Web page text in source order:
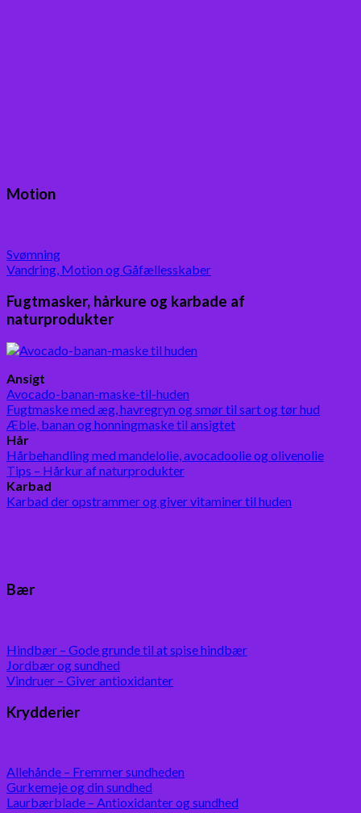
Motion
Svømning
Vandring, Motion og Gåfællesskaber
Fugtmasker, hårkure og karbade af
naturprodukter
Ansigt
Avocado-banan-maske-til-huden
Fugtmaske med æg, havregryn og smør til sart og tør hud
Æble, banan og honningmaske til ansigtet
Hår
Hårbehandling med mandelolie, avocadoolie og olivenolie
Tips – Hårkur af naturprodukter
Karbad
Karbad der opstrammer og giver vitaminer til huden
Bær
Hindbær – Gode grunde til at spise hindbær
Jordbær og sundhed
Vindruer – Giver antioxidanter
Krydderier
Allehånde – Fremmer sundheden
Gurkemeje og din sundhed
Laurbærblade – Antioxidanter og sundhed